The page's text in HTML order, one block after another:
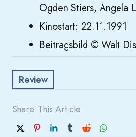
Ogden Stiers, Angela
Kinostart: 22.11.1991
Beitragsbild © Walt
Review
Share This Article